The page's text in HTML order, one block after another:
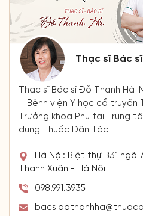
Thạc sĩ Bác
Thạc sĩ Bác sĩ Đỗ Thanh
– Bệnh viện Y học cổ truyền
Trưởng khoa Phụ tại Trung
dụng Thuốc Dân Tộc
Hà Nội: Biệt thự B31 ngõ
Thanh Xuân - Hà Nội
098.991.3935